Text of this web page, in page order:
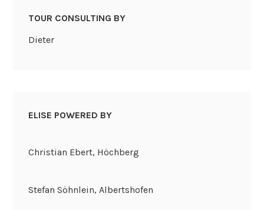
TOUR CONSULTING BY
Dieter
ELISE POWERED BY
Christian Ebert, Höchberg
Stefan Söhnlein, Albertshofen